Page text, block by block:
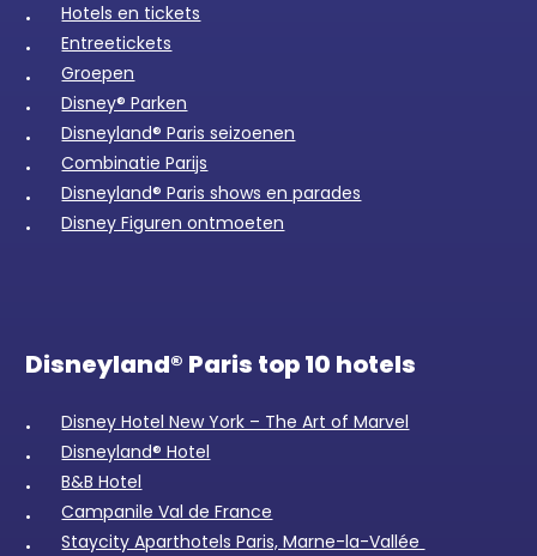
Hotels en tickets
Entreetickets
Groepen
Disney® Parken
Disneyland® Paris seizoenen
Combinatie Parijs
Disneyland® Paris shows en parades
Disney Figuren ontmoeten
Disneyland® Paris top 10 hotels
Disney Hotel New York – The Art of Marvel
Disneyland® Hotel
B&B Hotel
Campanile Val de France
Staycity Aparthotels Paris, Marne-la-Vallée